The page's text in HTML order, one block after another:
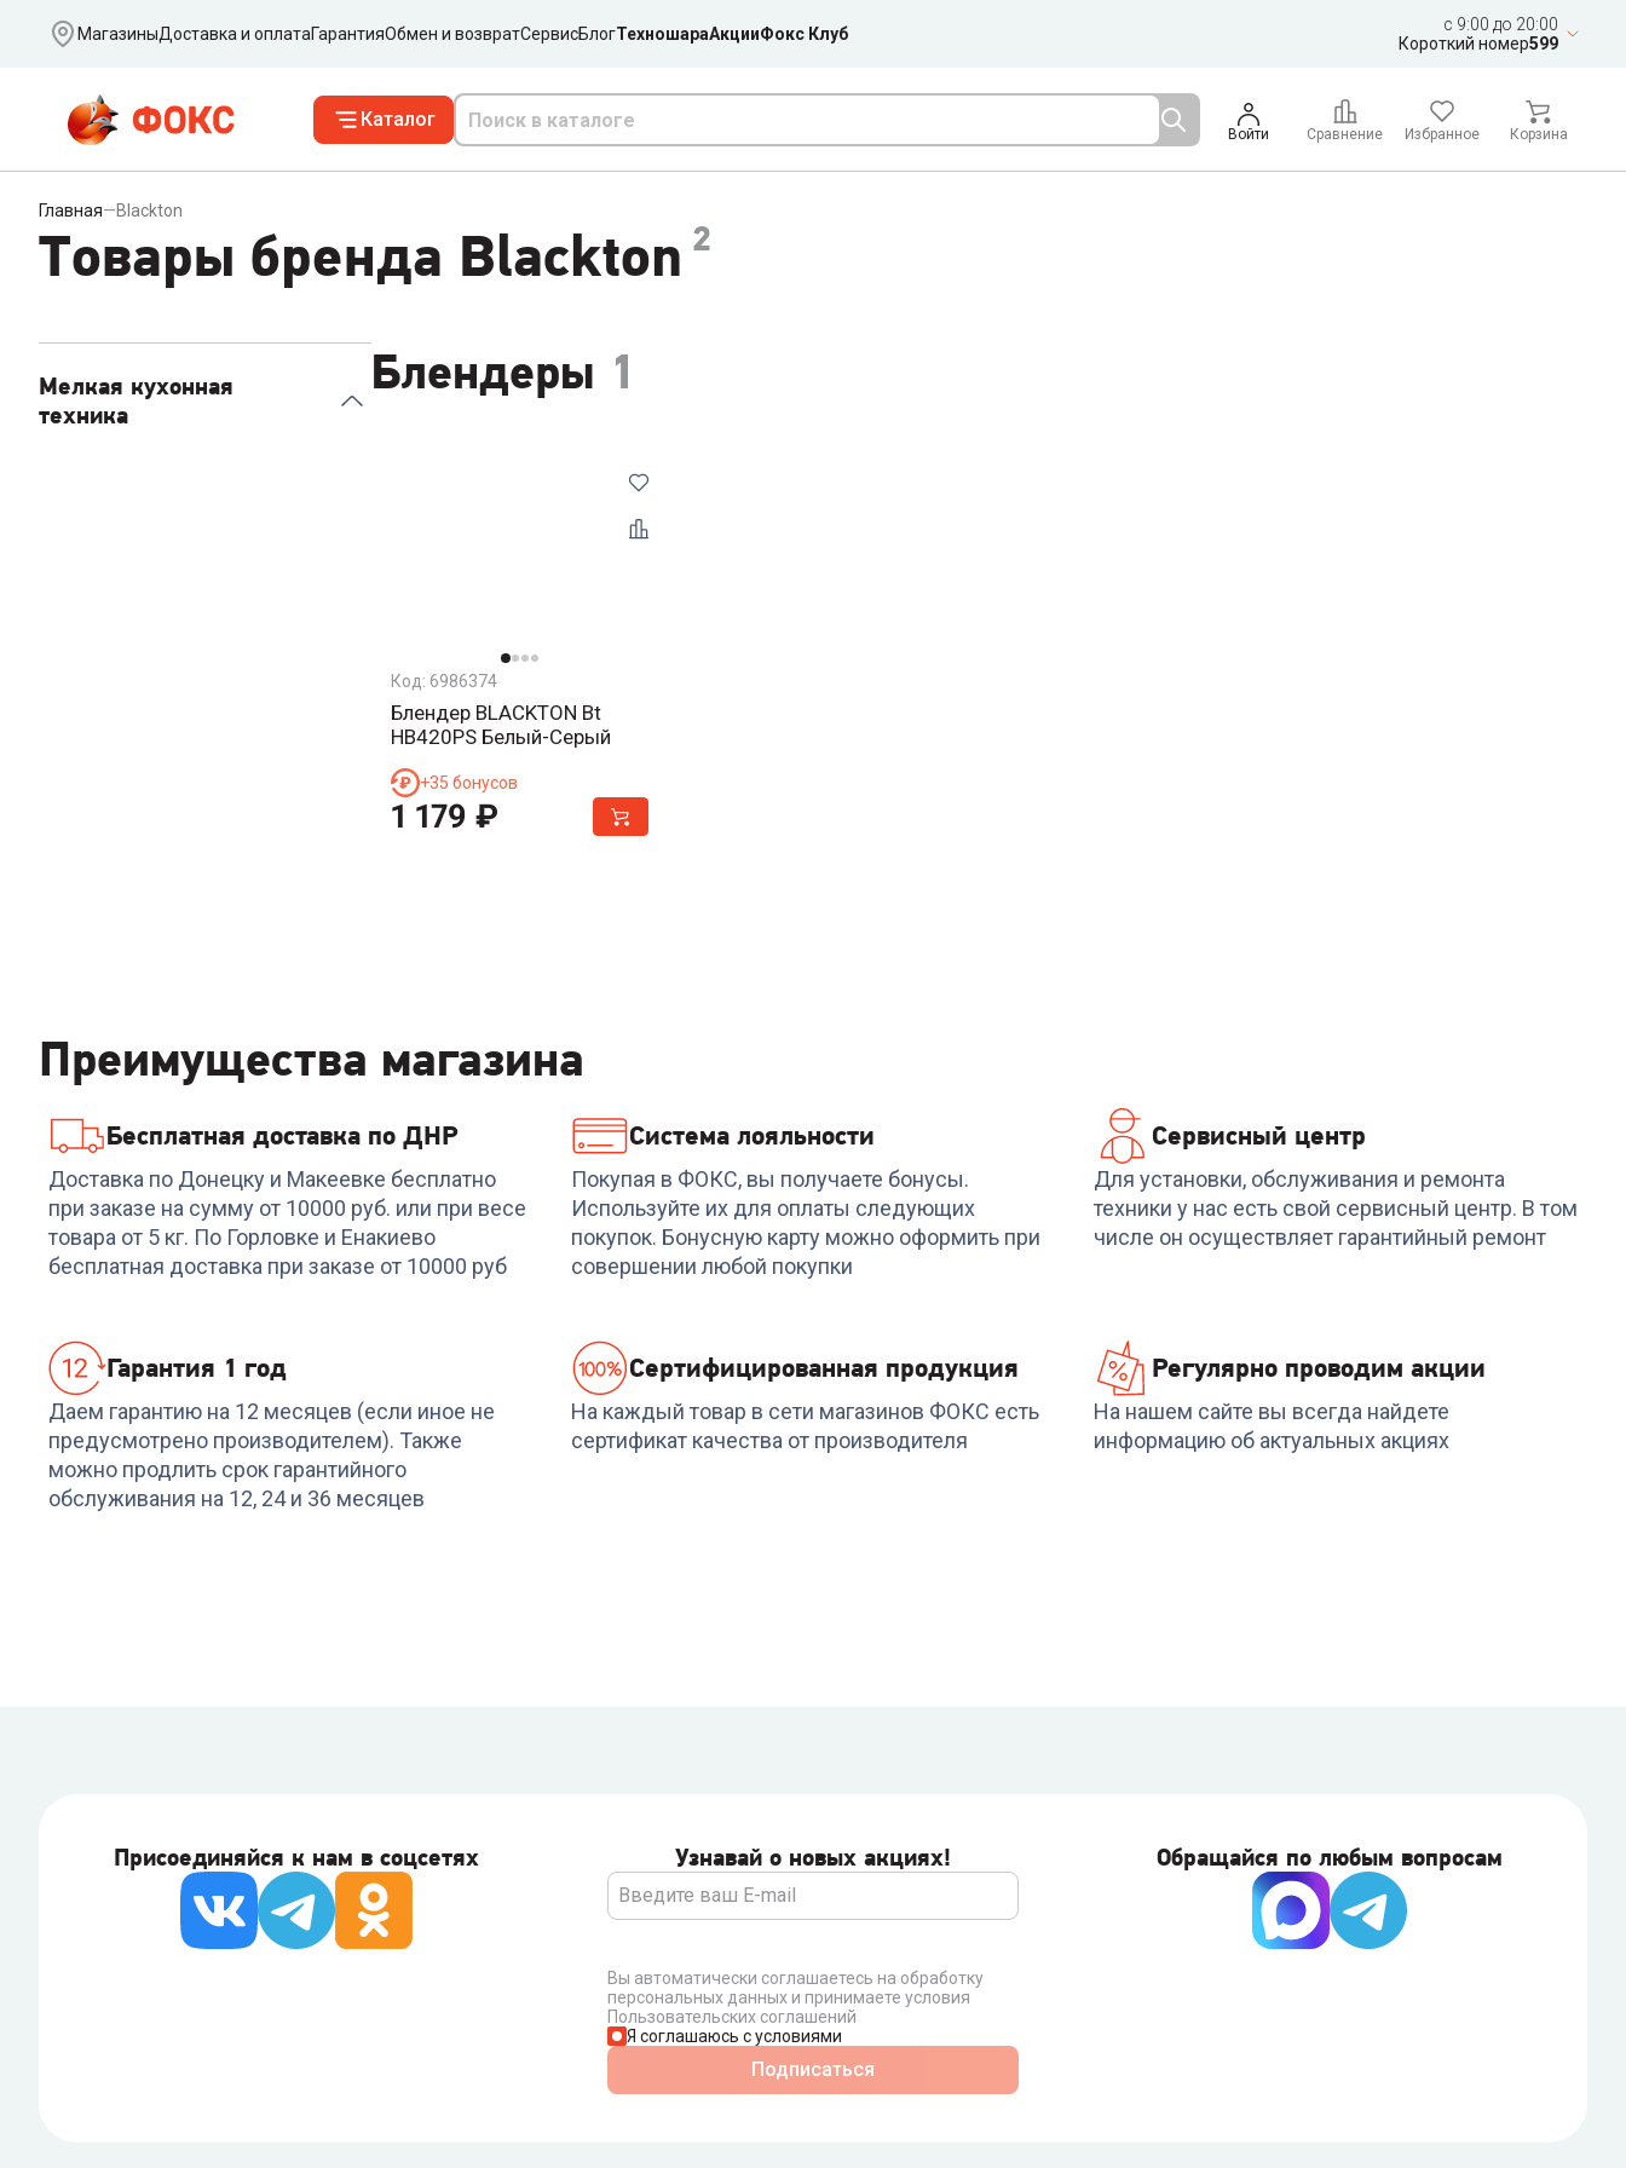
Ваш город
МагазиныДоставка и оплатаГарантияОбмен и возвратСервисБлогТехношараАкцииФокс Клуб
c 9:00 до 20:00
Короткий номер599
Каталог
Войти Сравнение Избранное Корзина
Главная—Blackton
Товары бренда Blackton 2
Мелкая кухонная
техника
Блендеры 1
Код: 6986374
Блендер BLACKTON Bt
HB420PS Белый-Серый
+35 бонусов
1 179 ₽
Преимущества магазина
Бесплатная доставка по ДНР
Доставка по Донецку и Макеевке бесплатно
при заказе на сумму от 10000 руб. или при весе
товара от 5 кг. По Горловке и Енакиево
бесплатная доставка при заказе от 10000 руб
Система лояльности
Покупая в ФОКС, вы получаете бонусы.
Используйте их для оплаты следующих
покупок. Бонусную карту можно оформить при
совершении любой покупки
Сервисный центр
Для установки, обслуживания и ремонта
техники у нас есть свой сервисный центр. В том
числе он осуществляет гарантийный ремонт
Гарантия 1 год
Даем гарантию на 12 месяцев (если иное не
предусмотрено производителем). Также
можно продлить срок гарантийного
обслуживания на 12, 24 и 36 месяцев
Cертифицированная продукция
На каждый товар в сети магазинов ФОКС есть
сертификат качества от производителя
Регулярно проводим акции
На нашем сайте вы всегда найдете
информацию об актуальных акциях
Присоединяйся к нам в соцсетях Узнавай о новых акциях!
Вы автоматически соглашаетесь на обработку
персональных данных и принимаете условия
Пользовательских соглашений
Я соглашаюсь с условиями
Подписаться
Обращайся по любым вопросам